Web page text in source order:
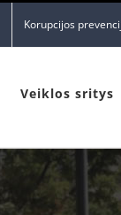
Korupcijos
Veiklos sritys